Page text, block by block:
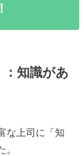
知識があ
な上司に「知